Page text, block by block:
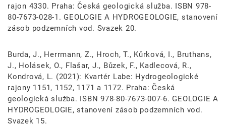
rajon 4330. Praha: Česká geologická služba. ISBN 978-
80-7673-028-1. GEOLOGIE A HYDROGEOLOGIE, stanovení
zásob podzemních vod. Svazek 20.
Burda, J., Herrmann, Z., Hroch, T., Kůrková, I., Bruthans,
J., Holásek, O., Flašar, J., Bůzek, F., Kadlecová, R.,
Kondrová, L. (2021): Kvartér Labe: Hydrogeologické
rajony 1151, 1152, 1171 a 1172. Praha: Česká
geologická služba. ISBN 978-80-7673-007-6. GEOLOGIE A
HYDROGEOLOGIE, stanovení zásob podzemních vod.
Svazek 15.